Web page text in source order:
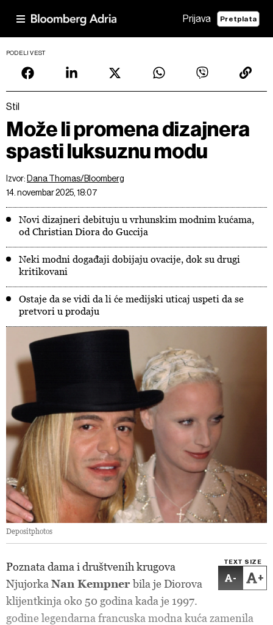
Prijava Pretplata
PODELI VEST
Stil
Može li promena dizajnera
spasti luksuznu modu
Izvor: Dana Thomas/Bloomberg
14. novembar 2025, 18:07
Novi dizajneri debituju u vrhunskim modnim kućama,
od Christian Diora do Guccija
Neki modni događaji dobijaju ovacije, dok su drugi
kritikovani
Ostaje da se vidi da li će medijski uticaj uspeti da se
pretvori u prodaju
Depositphotos
TEXT SIZE
- +
Poznata dama i društvenih krugova
Njujorka Nan Kempnerbila je Diorova
klijentkinja oko 50 godina kada je 1997.
godine legendarna francuska modna kuća zamenila